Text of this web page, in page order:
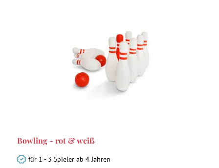
Bowling - rot & weiß
für 1 - 3 Spieler ab 4 Jahren